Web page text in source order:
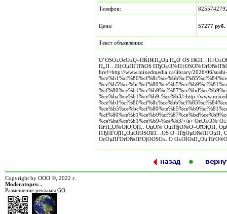
Телефон:
Цена: 57277 руб.
Текст объявления:
О‘ОЅО±ОєО±О»ПЌП€П„Оµ П„О·ОЅ
П„П…П‡ОµПЃПЋОЅ
href=http://www.mixedmedia.ca/library/2026/06/
%ce%ba%ce%b1%ce%b9-%ce%b3/>http://
%ce%ba%ce%b1%ce%b9-%ce%b3/</a>
ПѓП„О№ОіОјО­П‚. ОџО№ ОµПЂО№О»ОїОіО­П‚
ПЂПЃОїП„ОµОЇОЅОїП…ОЅ О¬ПЂОµО№ПЃОµП‚
ОєОµПЃОґО№ПѓОјО­ОЅО±. О О±ОЇОѕП„Оµ
Copyright by ООО ©, 2022 г.
Moderatoprs: .
Размешение рекламы GO